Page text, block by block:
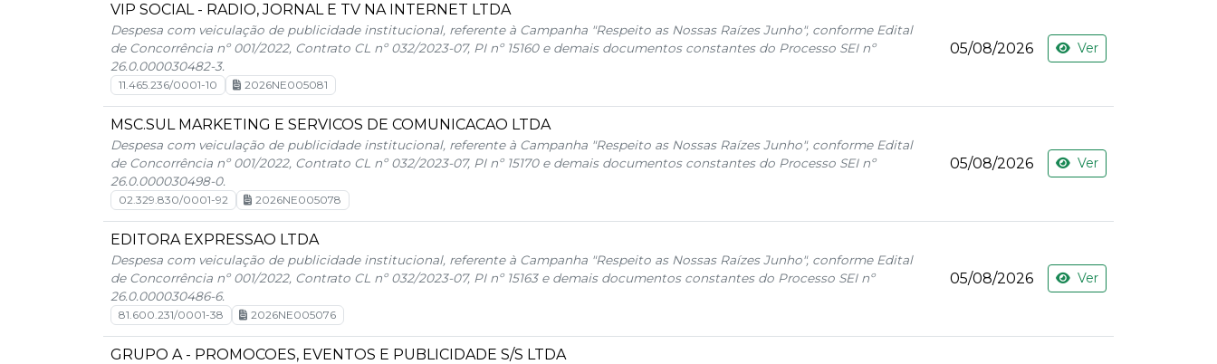
VIP SOCIAL - RADIO, JORNAL E TV NA INTERNET LTDA
Despesa com veiculação de publicidade institucional, referente à Campanha "Respeito as Nossas Raízes Junho", conforme Edital
de Concorrência nº 001/2022, Contrato CL nº 032/2023-07, PI nº 15160 e demais documentos constantes do Processo SEI nº
26.0.000030482-3.
11.465.236/0001-10 2026NE005081
05/08/2026 Ver
MSC.SUL MARKETING E SERVICOS DE COMUNICACAO LTDA
Despesa com veiculação de publicidade institucional, referente à Campanha "Respeito as Nossas Raízes Junho", conforme Edital
de Concorrência nº 001/2022, Contrato CL nº 032/2023-07, PI nº 15170 e demais documentos constantes do Processo SEI nº
26.0.000030498-0.
02.329.830/0001-92 2026NE005078
05/08/2026 Ver
EDITORA EXPRESSAO LTDA
Despesa com veiculação de publicidade institucional, referente à Campanha "Respeito as Nossas Raízes Junho", conforme Edital
de Concorrência nº 001/2022, Contrato CL nº 032/2023-07, PI nº 15163 e demais documentos constantes do Processo SEI nº
26.0.000030486-6.
81.600.231/0001-38 2026NE005076
05/08/2026 Ver
GRUPO A - PROMOCOES, EVENTOS E PUBLICIDADE S/S LTDA